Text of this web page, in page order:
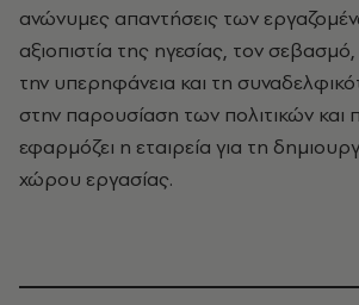
ανώνυμες απαντήσεις των
αξιοπιστία της ηγεσίας, τον
την υπερηφάνεια και τη
στην παρουσίαση των πολιτικών και
εφαρμόζει η εταιρεία για τη
χώρου εργασίας.